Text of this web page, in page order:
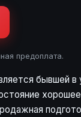
предоплата.
бывшей в